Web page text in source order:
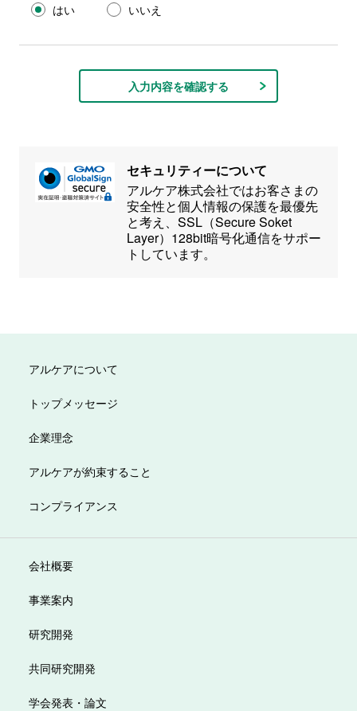
はい いいえ
入力内容を確認する
セキュリティーについて
アルケア株式会社ではお客さまの
安全性と個人情報の保護を最優先
と考え、SSL（Secure Soket
Layer）128bit暗号化通信をサポー
トしています。
アルケアについて
トップメッセージ
企業理念
アルケアが約束すること
コンプライアンス
会社概要
事業案内
研究開発
共同研究開発
学会発表・論文